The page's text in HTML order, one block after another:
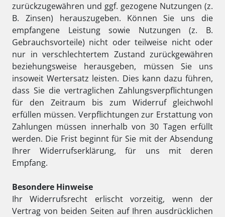
zurückzugewähren und ggf. gezogene Nutzungen (z.
B. Zinsen) herauszugeben. Können Sie uns die
empfangene Leistung sowie Nutzungen (z. B.
Gebrauchsvorteile) nicht oder teilweise nicht oder
nur in verschlechtertem Zustand zurückgewähren
beziehungsweise herausgeben, müssen Sie uns
insoweit Wertersatz leisten. Dies kann dazu führen,
dass Sie die vertraglichen Zahlungsverpflichtungen
für den Zeitraum bis zum Widerruf gleichwohl
erfüllen müssen. Verpflichtungen zur Erstattung von
Zahlungen müssen innerhalb von 30 Tagen erfüllt
werden. Die Frist beginnt für Sie mit der Absendung
Ihrer Widerrufserklärung, für uns mit deren
Empfang.
Besondere Hinweise
Ihr Widerrufsrecht erlischt vorzeitig, wenn der
Vertrag von beiden Seiten auf Ihren ausdrücklichen